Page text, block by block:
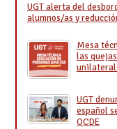
UGT alerta del
alumnos/as y
Mesa
las
UGT
español
OCDE